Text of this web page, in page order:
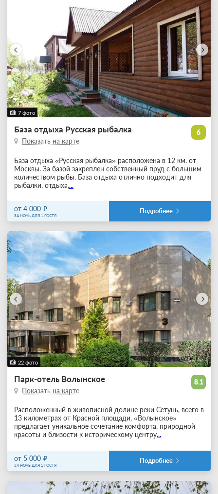
7 фото
6
База отдыха Русская рыбалка
Показать на карте
База отдыха «Русская рыбалка» расположена в 12 км. от
Москвы. За базой закреплен собственный пруд с большим
количеством рыбы. База отдыха отлично подходит для
рыбалки, отдыха,...
от 4 000
ЗА НОЧЬ ДЛЯ 1 ГОСТЯ
Подробнее
22 фото
8.1
Парк-отель Волынское
Показать на карте
Расположенный в живописной долине реки Сетунь, всего в
13 километрах от Красной площади, «Волынское»
предлагает уникальное сочетание комфорта, природной
красоты и близости к историческому центру...
от 5 000
ЗА НОЧЬ ДЛЯ 1 ГОСТЯ
Подробнее